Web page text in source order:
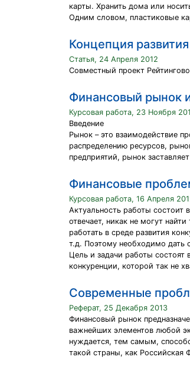
карты. Хранить дома или
Одним словом, пластиковые
Концепция
Статья, 24 Апреля 2012
Совместный проект
Финансовый рынок
Курсовая работа, 23 Ноября
Введение
Рынок – это взаимодействие
распределению ресурсов,
предприятий, рынок
Финансовые
Курсовая работа, 16 Апреля
Актуальность работы состоит
отвечает, никак не могут
работать в среде развития
т.д. Поэтому необходимо дать
Цель и задачи работы
конкуренции, которой так не
Современные
Реферат, 25 Декабря 2013
Финансовый рынок
важнейших элементов любой
нуждается, тем самым,
такой страны, как Российская